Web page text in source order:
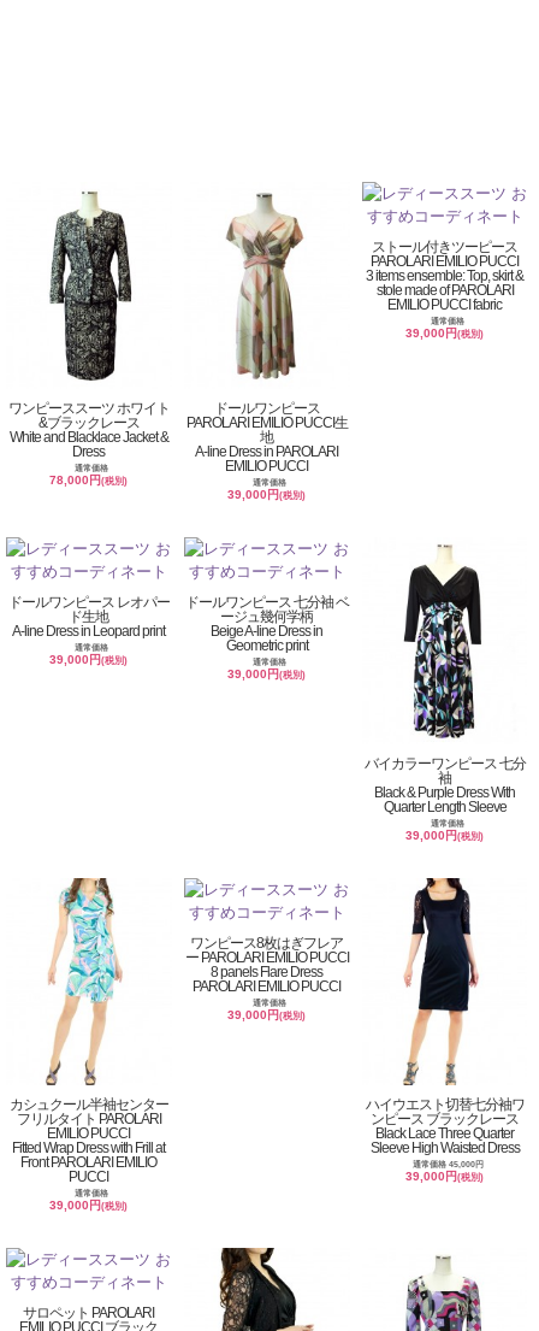
ワンピーススーツ ホワイト
&ブラックレース
White and Blacklace Jacket &
Dress
通常価格
78,000円(税別)
ドールワンピース
PAROLARI EMILIO PUCCI生
地
A-line Dress in PAROLARI
EMILIO PUCCI
通常価格
39,000円(税別)
ストール付きツーピース
PAROLARI EMILIO PUCCI
3 items ensemble: Top, skirt &
stole made of PAROLARI
EMILIO PUCCI fabric
通常価格
39,000円(税別)
ドールワンピース レオパー
ド生地
A-line Dress in Leopard print
通常価格
39,000円(税別)
ドールワンピース 七分袖 ベ
ージュ幾何学柄
Beige A-line Dress in
Geometric print
通常価格
39,000円(税別)
バイカラーワンピース 七分
袖
Black & Purple Dress With
Quarter Length Sleeve
通常価格
39,000円(税別)
カシュクール半袖センター
フリルタイト PAROLARI
EMILIO PUCCI
Fitted Wrap Dress with Frill at
Front PAROLARI EMILIO
PUCCI
通常価格
39,000円(税別)
ワンピース8枚はぎフレア
ー PAROLARI EMILIO PUCCI
8 panels Flare Dress
PAROLARI EMILIO PUCCI
通常価格
39,000円(税別)
ハイウエスト切替七分袖ワ
ンピース ブラックレース
Black Lace Three Quarter
Sleeve High Waisted Dress
通常価格 45,000円
39,000円(税別)
サロペット PAROLARI
EMILIO PUCCI ブラック